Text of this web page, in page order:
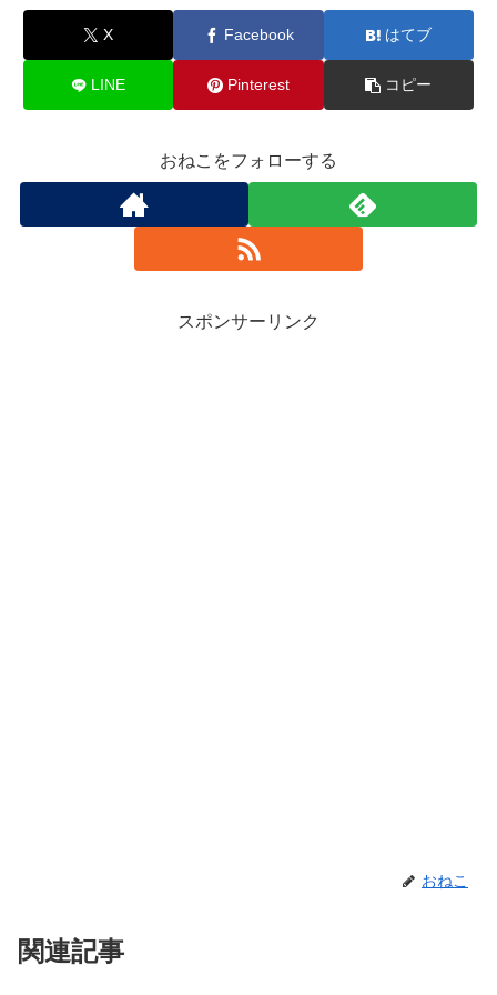
X Facebook はてブ
LINE Pinterest コピー
おねこをフォローする
スポンサーリンク
おねこ
関連記事